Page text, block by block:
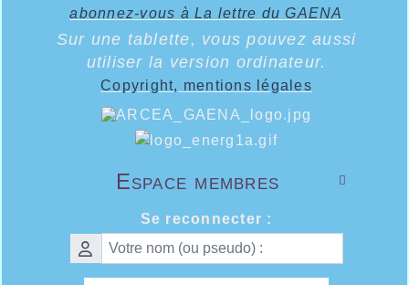
abonnez-vous à La lettre du GAENA
Sur une tablette, vous pouvez aussi
utiliser la version ordinateur.
Copyright, mentions légales

Espace membres
Se reconnecter :